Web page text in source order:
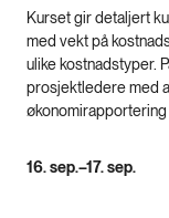
Kurset gir detaljert
med vekt på
ulike kostnadstyper.
prosjektledere med
økonomirapportering
16. sep.–17. sep.